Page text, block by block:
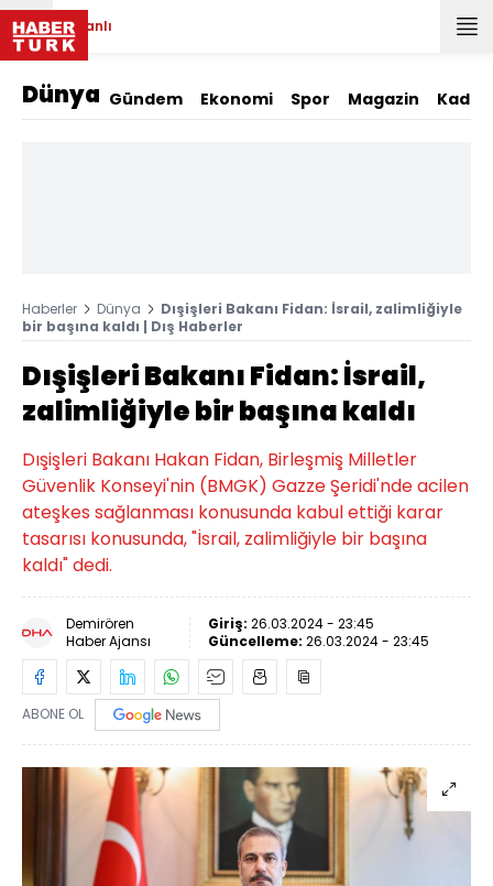
Canlı
Dünya Gündem Ekonomi Spor Magazin Kadın
Haberler Dünya
Dışişleri Bakanı Fidan: İsrail, zalimliğiyle
bir başına kaldı | Dış Haberler
Dışişleri Bakanı Fidan: İsrail,
zalimliğiyle bir başına kaldı
Dışişleri Bakanı Hakan Fidan, Birleşmiş Milletler
Güvenlik Konseyi'nin (BMGK) Gazze Şeridi'nde acilen
ateşkes sağlanması konusunda kabul ettiği karar
tasarısı konusunda, "İsrail, zalimliğiyle bir başına
kaldı" dedi.
Demirören
Haber Ajansı
Giriş: 26.03.2024 - 23:45
Güncelleme: 26.03.2024 - 23:45
ABONE OL